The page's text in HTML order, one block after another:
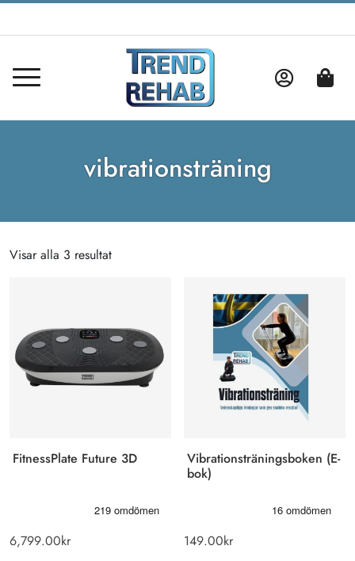
vibrationsträning
Visar alla 3 resultat
FitnessPlate Future 3D
6,799.00kr
Vibrationsträningsboken (E-
bok)
149.00kr